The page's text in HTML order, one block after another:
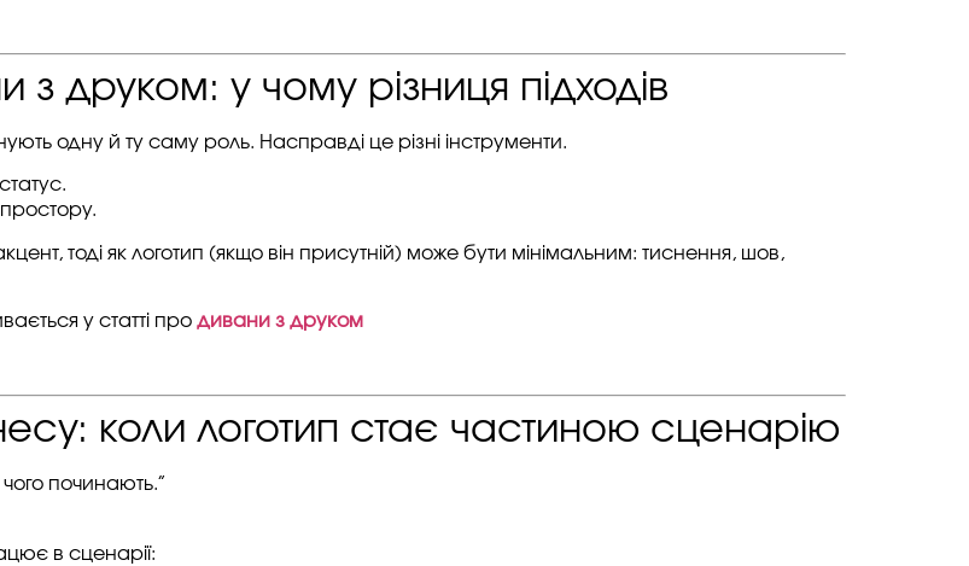
друком: у чому різниця підходів
одну й ту саму роль. Насправді це різні інструменти.
тоді як логотип (якщо він присутній) може бути мінімальним: тиснення, шов,
у статті про дивани з друком
коли логотип стає частиною сценарію
починають.”
в сценарії: